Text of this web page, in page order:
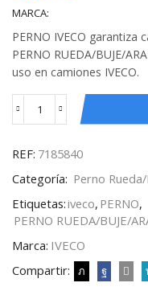
MARCA:
PERNO IVECO garantiza
PERNO RUEDA/BUJE/
uso en camiones IVECO.
REF: 7185840
Categoría: Perno
Etiquetas:iveco, PERNO,
PERNO RUEDA/BUJE/
Marca: IVECO
Compartir: